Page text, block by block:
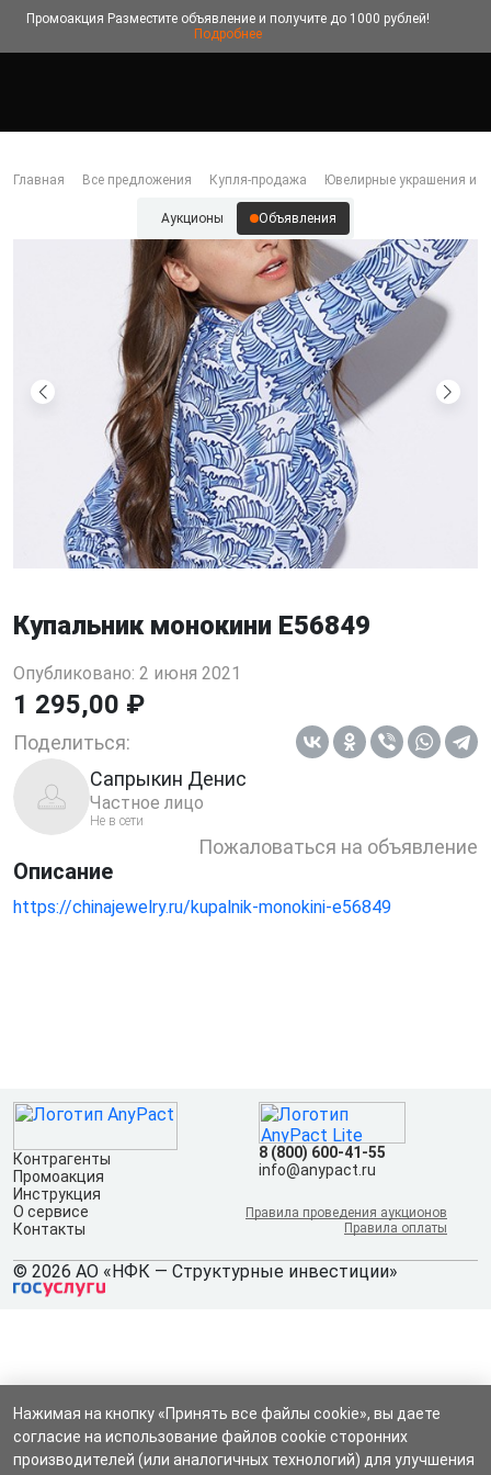
Промоакция Разместите объявление и получите до 1000 рублей!
Подробнее
Главная Все предложения Купля-продажа Ювелирные украшения и
Аукционы Объявления
Купальник монокини E56849
Опубликовано: 2 июня 2021
1 295,00 ₽
Поделиться:
Сапрыкин Денис
Частное лицо
Не в сети
Пожаловаться на объявление
Описание
https://chinajewelry.ru/kupalnik-monokini-e56849
Контрагенты
Промоакция
Инструкция
О сервисе
Контакты
8 (800) 600-41-55
info@anypact.ru
Правила проведения аукционов
Правила оплаты
© 2026 АО «НФК — Структурные инвестиции»
Нажимая на кнопку «Принять все файлы cookie», вы даете
согласие на использование файлов cookie сторонних
производителей (или аналогичных технологий) для улучшения